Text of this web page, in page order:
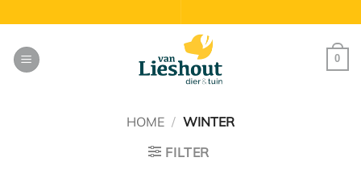
naar
inhoud
0
HOME / WINTER
FILTER